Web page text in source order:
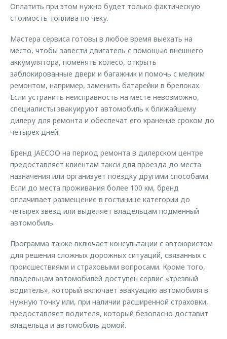
Оплатить при этом нужно будет только фактическую
стоимость топлива по чеку.
Мастера сервиса готовы в любое время выехать на
место, чтобы завести двигатель с помощью внешнего
аккумулятора, поменять колесо, открыть
заблокированные двери и багажник и помочь с мелким
ремонтом, например, заменить батарейки в брелоках.
Если устранить неисправность на месте невозможно,
специалисты эвакуируют автомобиль к ближайшему
дилеру для ремонта и обеспечат его хранение сроком до
четырех дней.
Бренд JAECOO на период ремонта в дилерском центре
предоставляет клиентам такси для проезда до места
назначения или организует поездку другими способами.
Если до места проживания более 100 км, бренд
оплачивает размещение в гостинице категории до
четырех звезд или выделяет владельцам подменный
автомобиль.
Программа также включает консультации с автоюристом
для решения сложных дорожных ситуаций, связанных с
происшествиями и страховыми вопросами. Кроме того,
владельцам автомобилей доступен сервис «трезвый
водитель», который включает эвакуацию автомобиля в
нужную точку или, при наличии расширенной страховки,
предоставляет водителя, который безопасно доставит
владельца и автомобиль домой.